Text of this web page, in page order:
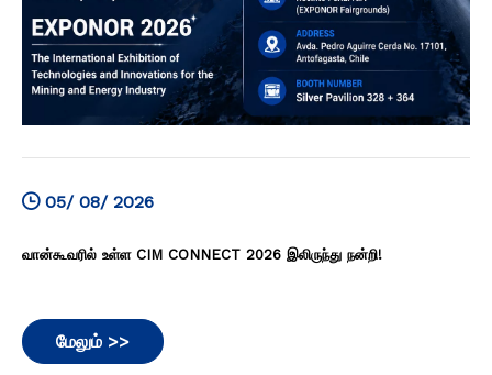
05/ 08/ 2026
வான்கூவரில் உள்ள CIM CONNECT 2026 இலிருந்து நன்றி!
மேலும் >>